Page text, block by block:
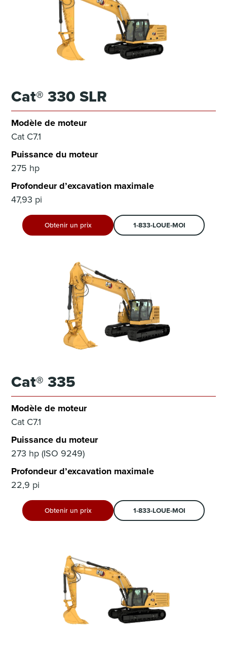
Cat® 330 SLR
Modèle de moteur
Cat C7.1
Puissance du moteur
275 hp
Profondeur d’excavation maximale
47,93 pi
Obtenir un prix 1-833-LOUE-MOI
Cat® 335
Modèle de moteur
Cat C7.1
Puissance du moteur
273 hp (ISO 9249)
Profondeur d’excavation maximale
22,9 pi
Obtenir un prix 1-833-LOUE-MOI